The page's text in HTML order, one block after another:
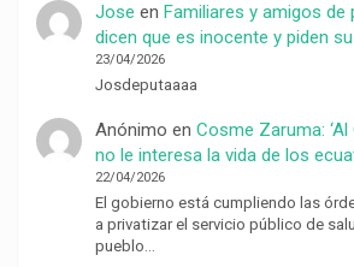
Jose en Familiares y amigos de
dicen que es inocente y piden
23/04/2026
Josdeputaaaa
Anónimo en Cosme Zaruma:
no le interesa la vida de los
22/04/2026
El gobierno está cumpliendo las
a privatizar el servicio público de
pueblo…